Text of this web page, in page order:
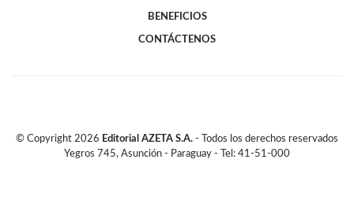
BENEFICIOS
CONTÁCTENOS
© Copyright 2026 Editorial AZETA S.A. - Todos los derechos reservados
Yegros 745, Asunción - Paraguay - Tel: 41-51-000